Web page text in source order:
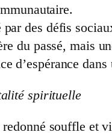
des défis
du passé, mais
d’espérance
spirituelle
souffle et